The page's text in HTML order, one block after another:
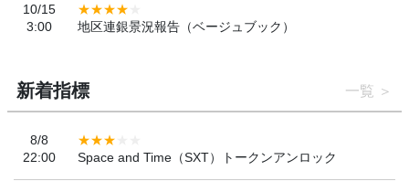
10/15
3:00
地区連銀景況報告（ベージュブック）
新着指標 一覧
8/8
22:00
Space and Time（SXT）トークンアンロック